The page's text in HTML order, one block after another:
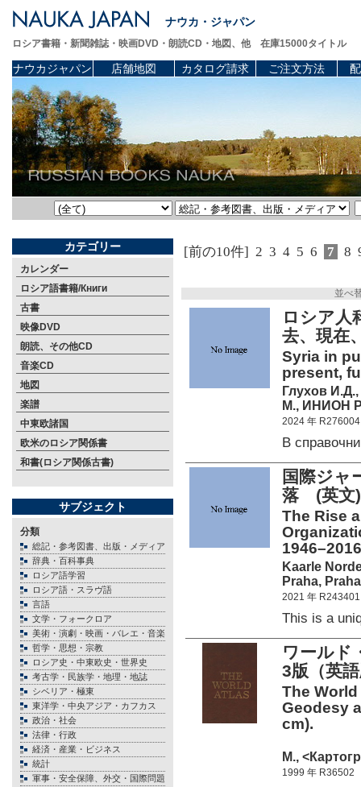
ナウカ・ジャパン
ロシア書籍・新聞雑誌・映画DVD・朗読CD・地図、他 在庫15000タイトル
ナウカジャパン 店舗地図 カタログ請求 ご注文方法
カテゴリー
カレンダー
ロシア語書籍/Книги
古書
映像DVD
朗読、その他CD
音楽CD
地図
楽譜
中東欧諸国
欧米のロシア関係書
和書(ロシア関係古書)
サブジェクト
分類
総記・参考図書、出版・メディア
辞典・百科事典
ロシア語学習
ロシア語・スラヴ語
言語
文学・フォークロア
美術・演劇・映画・バレエ・音楽
哲学・思想・宗教
ロシア史・中東欧史・世界史
考古学・民族学・地理・地誌
シベリア・極東
東洋学・中央アジア・カフカス
政治・社会
法律・行政
経済・産業・ビジネス
統計
軍事・安全保障、外交・国際問題
[前の10件] 2 3 4 5 6 7 8
並べ
ロシア
去、現在
Syria in
present,
Глухов
М., ИНИОН
2024 年 R276004
В
国際ジャ
落 (英文)
The Rise
Kaarle
Praha,
2021 年 R243401
This is a
ワールド
3版（英
The
Geodesy
cm).
М.,
1999 年 R36502